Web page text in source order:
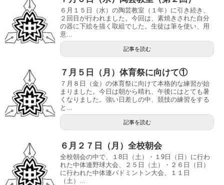
６月１５日（水）の陶芸教室（１年）に引き続き、
２回目が行われました。今回は、素焼きされた自分
の器に下絵を描く取組でした。生徒は筆を使い、用
意...
記事を読む
７月５日（月）体育祭に向けて①
７月８日（金）の体育祭に向けて本格的な練習が始
まりました。今日は朝から晴れ、午後にはとても暑
くなりました。強い日差しの中、競技の練習をする
と...
記事を読む
６月２７日（月）全校朝会
全校朝会の中で、１8日（土）・１9日（日）に行わ
れた中体連野球大会、２５日（土）・２６日（日）
に行われた中体連バドミントン大会、１１日
（土）...